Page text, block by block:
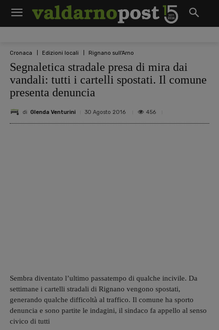
Cronaca Edizioni locali Rignano sull'Arno
Segnaletica stradale presa di mira dai
vandali: tutti i cartelli spostati. Il comune
presenta denuncia
di Glenda Venturini 30 Agosto 2016 456
Sembra diventato l’ultimo passatempo di qualche incivile. Da
settimane i cartelli stradali di Rignano vengono spostati,
generando qualche difficoltà al traffico. Il comune ha sporto
denuncia e sono partite le indagini, il sindaco fa appello al senso
civico di tutti